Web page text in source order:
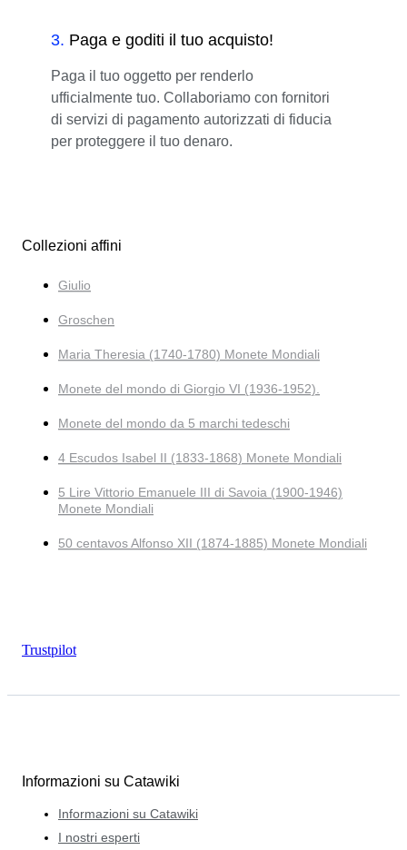
3. Paga e goditi il tuo acquisto!
Paga il tuo oggetto per renderlo
ufficialmente tuo. Collaboriamo con fornitori
di servizi di pagamento autorizzati di fiducia
per proteggere il tuo denaro.
Collezioni affini
Giulio
Groschen
Maria Theresia (1740-1780) Monete Mondiali
Monete del mondo di Giorgio VI (1936-1952).
Monete del mondo da 5 marchi tedeschi
4 Escudos Isabel II (1833-1868) Monete Mondiali
5 Lire Vittorio Emanuele III di Savoia (1900-1946)
Monete Mondiali
50 centavos Alfonso XII (1874-1885) Monete Mondiali
Trustpilot
Informazioni su Catawiki
Informazioni su Catawiki
I nostri esperti